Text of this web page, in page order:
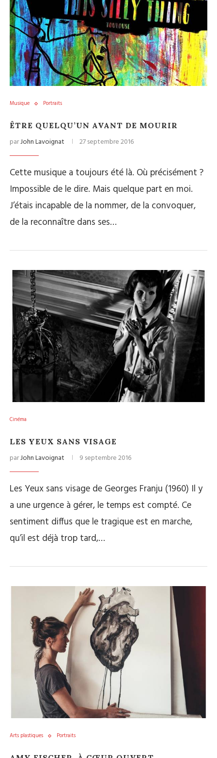
Musique Portraits
ÊTRE QUELQU’UN AVANT DE MOURIR
parJohn Lavoignat 27 septembre 2016
Cette musique a toujours été là. Où précisément ?
Impossible de le dire. Mais quelque part en moi.
J’étais incapable de la nommer, de la convoquer,
de la reconnaître dans ses…
Cinéma
LES YEUX SANS VISAGE
parJohn Lavoignat 9 septembre 2016
Les Yeux sans visage de Georges Franju (1960) Il y
a une urgence à gérer, le temps est compté. Ce
sentiment diffus que le tragique est en marche,
qu’il est déjà trop tard,…
Arts plastiques Portraits